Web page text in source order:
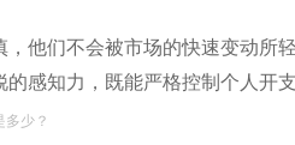
他们不会被市场的快速变动所
感知力，既能严格控制个人开
多少？